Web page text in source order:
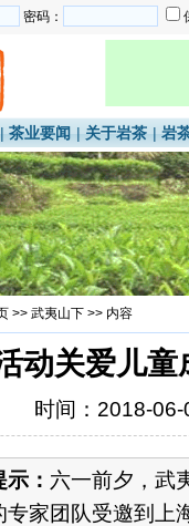
密码：
|茶业要闻 |关于岩茶 |岩
>> 武夷山下 >> 内容
动关爱儿
时间：2018-
： 六一前夕，武
专家团队受邀到上